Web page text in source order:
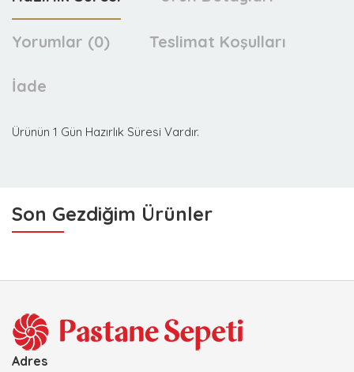
Yorumlar (0) Teslimat Koşulları
İade
Ürünün 1 Gün Hazırlık Süresi Vardır.
Son Gezdiğim Ürünler
Adres